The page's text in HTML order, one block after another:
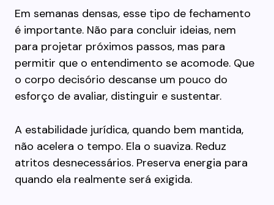
Em semanas densas, esse tipo de fechamento
é importante. Não para concluir ideias, nem
para projetar próximos passos, mas para
permitir que o entendimento se acomode. Que
o corpo decisório descanse um pouco do
esforço de avaliar, distinguir e sustentar.
A estabilidade jurídica, quando bem mantida,
não acelera o tempo. Ela o suaviza. Reduz
atritos desnecessários. Preserva energia para
quando ela realmente será exigida.